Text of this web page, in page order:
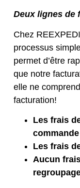
Deux lignes de
Chez
processus
permet d’être
que notre
elle ne
facturation!
Les frais
Les frais
Aucun